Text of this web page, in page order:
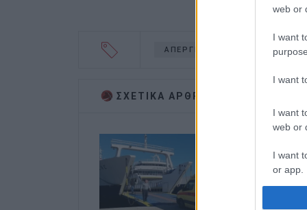
web or
I want
I want
I want
web or
I want
or app.
I want
ΑΠΕΡΓΙΑ ΝΑΥΤΕΡΓΑΤΩΝ
ΣΧΕΤΙΚA AΡΘΡΑ